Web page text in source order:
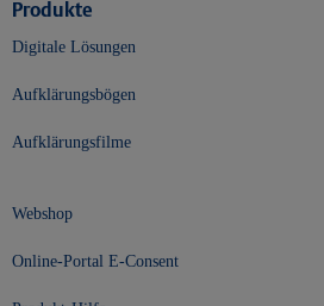
Produkte
Digitale Lösungen
Aufklärungsbögen
Aufklärungsfilme
Webshop
Online-Portal E-Consent